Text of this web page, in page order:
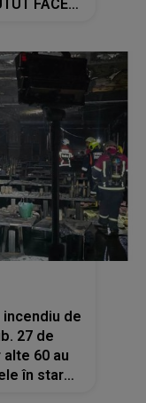
FACE
27 de
60 au
în stare